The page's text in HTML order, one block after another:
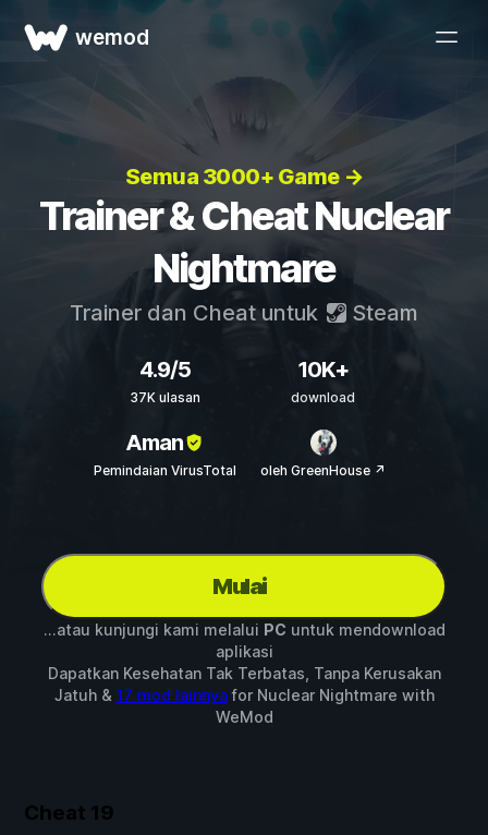
wemod
Semua 3000+ Game →
Trainer & Cheat Nuclear
Nightmare
Trainer dan Cheat untuk Steam
4.9/5
37K ulasan
10K+
download
Aman
Pemindaian VirusTotal oleh GreenHouse ↗
Mulai
...atau kunjungi kami melalui PC untuk mendownload
aplikasi
Dapatkan Kesehatan Tak Terbatas, Tanpa Kerusakan
Jatuh & 17 mod lainnyafor Nuclear Nightmare with
WeMod
Cheat 19